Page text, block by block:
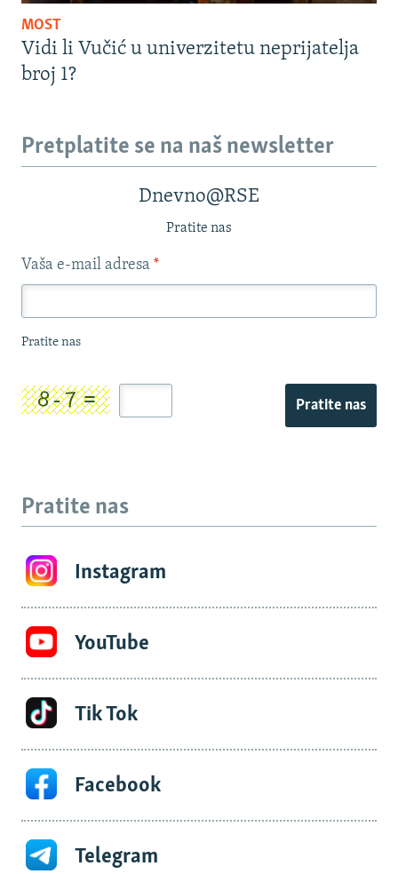
MOST
Vidi li Vučić u univerzitetu neprijatelja
broj 1?
Pretplatite se na naš newsletter
Dnevno@RSE
Pratite nas
Vaša e-mail adresa *
Pratite nas
Pratite nas
Pratite nas
Instagram
YouTube
Tik Tok
Facebook
Telegram